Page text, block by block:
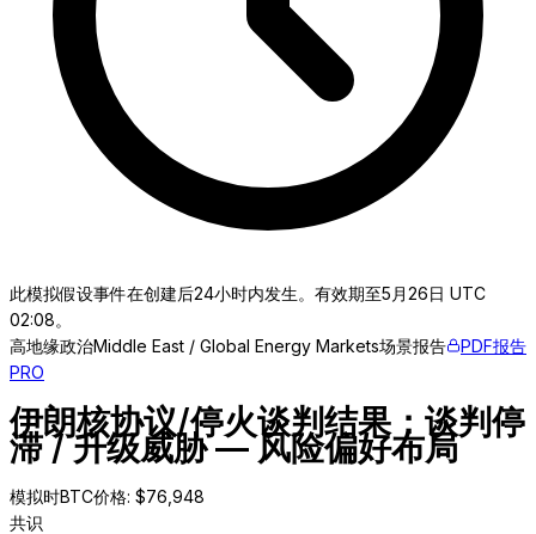
此模拟假设事件在创建后24小时内发生。有效期至5月26日 UTC
02:08。
高地缘政治Middle East / Global Energy Markets场景报告
PDF报告
PRO
伊朗核协议/停火谈判结果：谈判停
滞 / 升级威胁 — 风险偏好布局
模拟时BTC价格: $76,948
共识